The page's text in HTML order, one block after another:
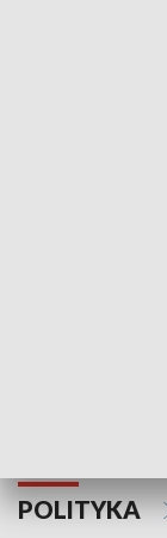
POLITYKA